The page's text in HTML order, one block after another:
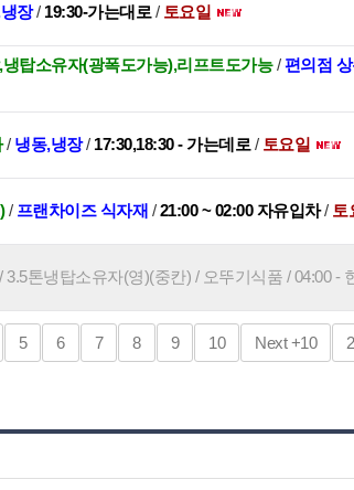
장/ 19:30-가는대로 / 토요일
냉탑소유자(광폭도가능),리프트도가능/편의점
/ 냉동,냉장/ 17:30,18:30 - 가는데로 / 토요일
/ 프랜차이즈 식자재 /21:00 ~ 02:00 자유입차/ 토
톤냉탑소유자(영)(중칸) / 오뚜기식품 / 04:00 -
5 6 7 8 9 10 Next+10